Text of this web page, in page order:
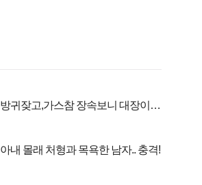
방귀잦고,가스참 장속보니 대장이아
아내 몰래 처형과 목욕한 남자.. 충격!